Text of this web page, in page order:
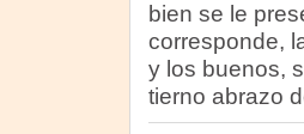
bien se le
corresponde,
y los buenos,
tierno abrazo